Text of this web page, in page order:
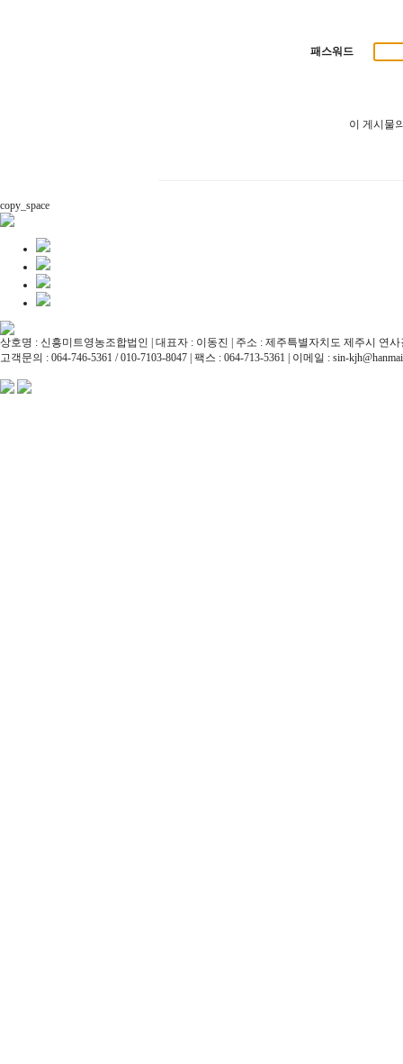
패스워드
이 게시물
copy_space
상호명 : 신흥미트영농조합법인 | 대표자 : 이동진 | 주소 : 제주특별자치도 제주시 연사
고객문의 : 064-746-5361 / 010-7103-8047 | 팩스 : 064-713-5361 | 이메일 : sin-